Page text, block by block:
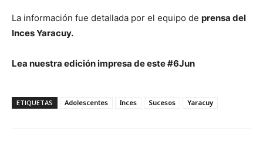
La información fue detallada por el equipo de prensa del
Inces Yaracuy.
Lea nuestra edición impresa de este #6Jun
ETIQUETAS Adolescentes Inces Sucesos Yaracuy